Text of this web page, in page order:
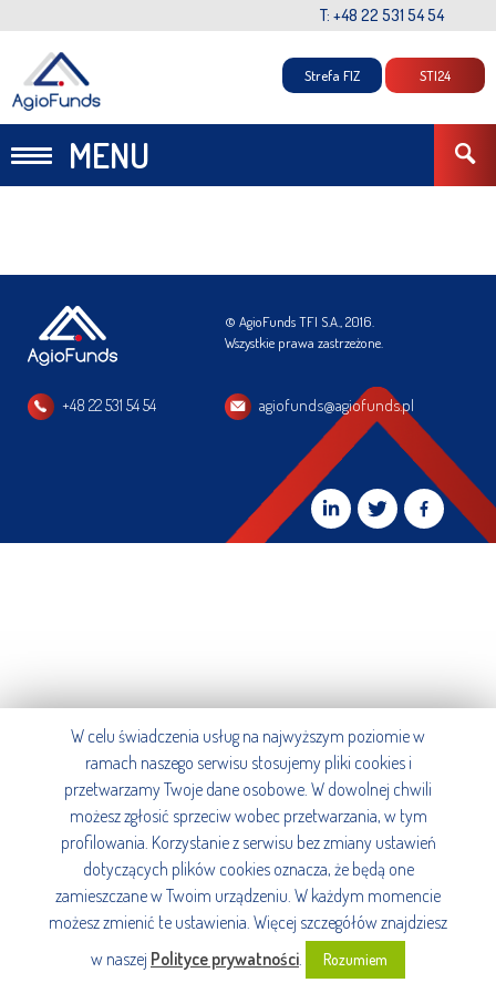
T: +48 22 531 54 54
MENU
Strefa FIZ STI24
© AgioFunds TFI S.A., 2016.
Wszystkie prawa zastrzeżone.
+48 22 531 54 54 agiofunds@agiofunds.pl
W celu świadczenia usług na najwyższym poziomie w
ramach naszego serwisu stosujemy pliki cookies i
przetwarzamy Twoje dane osobowe. W dowolnej chwili
możesz zgłosić sprzeciw wobec przetwarzania, w tym
profilowania. Korzystanie z serwisu bez zmiany ustawień
dotyczących plików cookies oznacza, że będą one
zamieszczane w Twoim urządzeniu. W każdym momencie
możesz zmienić te ustawienia. Więcej szczegółów znajdziesz
w naszej Polityce prywatności. Rozumiem